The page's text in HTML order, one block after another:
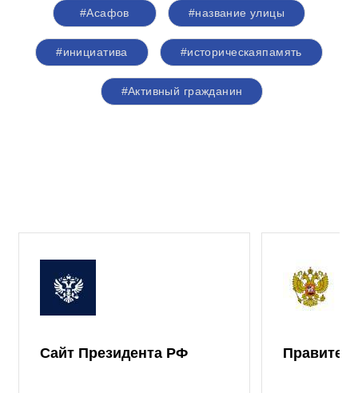
#Асафов #название улицы
#инициатива #историческаяпамять
#Активный гражданин
Сайт Президента РФ